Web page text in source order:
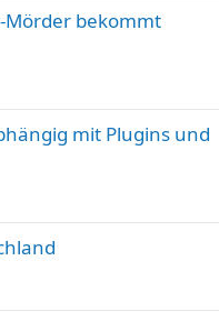
Mörder bekommt
mit Plugins und